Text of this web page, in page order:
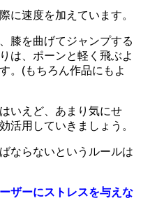
に速度を加えています。
膝を曲げてジャンプする
は、ポーンと軽く飛ぶよ
。(もちろん作品にもよ
いえど、あまり気にせ
活用していきましょう。
ならないというルールは
ザーにストレスを与えな